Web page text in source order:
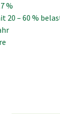
%
20 – 60 %